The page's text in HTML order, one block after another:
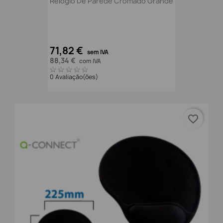
71,82 € sem IVA
88,34 € com IVA
0 Avaliação(ões)
favorite_border